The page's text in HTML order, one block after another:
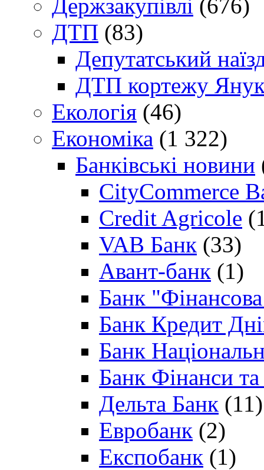
Держзакупівлі (676)
ДТП (83)
Депутатський
ДТП кортежу
Екологія (46)
Економіка (1 322)
Банківські новини
CityCommerce
Credit Agricole
VAB Банк (33)
Авант-банк (1)
Банк "Фінансова
Банк Кредит
Банк
Банк Фінанси
Дельта Банк (11)
Евробанк (2)
Експобанк (1)